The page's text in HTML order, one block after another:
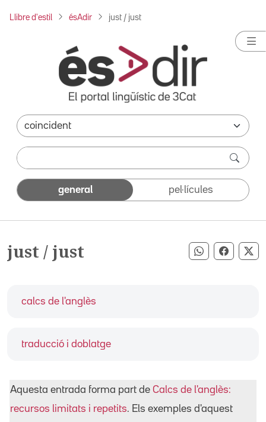
Llibre d'estil ésAdir just / just
general pel·lícules
just / just Compartir
calcs de l'anglès
traducció i doblatge
Aquesta entrada forma part de Calcs de l'anglès:
recursos limitats i repetits. Els exemples d'aquest